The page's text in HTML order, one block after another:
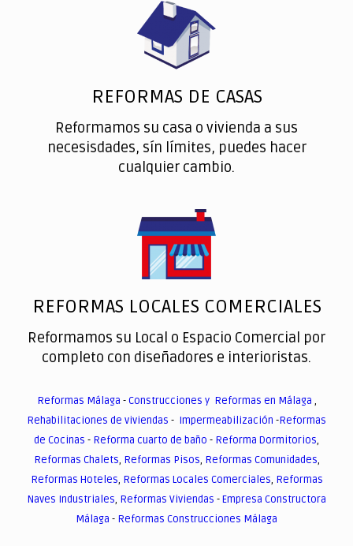
REFORMAS DE CASAS
Reformamos su casa o vivienda a sus
necesisdades, sín límites, puedes hacer
cualquier cambio.
REFORMAS LOCALES COMERCIALES
Reformamos su Local o Espacio Comercial por
completo con diseñadores e interioristas.
Reformas Málaga -Construcciones y Reformas en Málaga ,
Rehabilitaciones de viviendas - Impermeabilización -Reformas
de Cocinas - Reforma cuarto de baño - Reforma Dormitorios,
Reformas Chalets, Reformas Pisos, Reformas Comunidades,
Reformas Hoteles, Reformas Locales Comerciales, Reformas
Naves Industriales, Reformas Viviendas -Empresa Constructora
Málaga - Reformas Construcciones Málaga